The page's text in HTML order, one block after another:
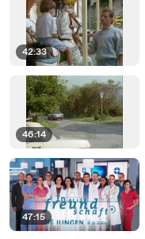
42:33
46:14
47:15